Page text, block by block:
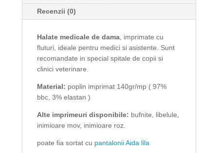
Recenzii (0)
Halate medicale de dama, imprimate cu
fluturi, ideale pentru medici si asistente. Sunt
recomandate in special spitale de copii si
clinici veterinare.
Material: poplin imprimat 140gr/mp ( 97%
bbc, 3% elastan )
Alte imprimeuri disponibile: bufnite, libelule,
inimioare mov, inimioare roz.
poate fia sortat cu pantalonii Aida lila